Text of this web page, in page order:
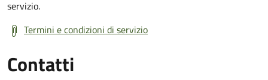
servizio.
Termini e condizioni di servizio
Contatti